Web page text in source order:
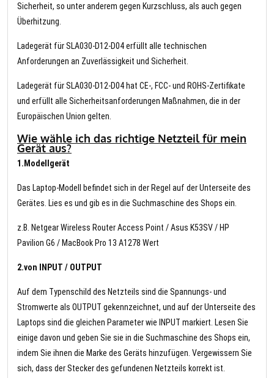
Sicherheit, so unter anderem gegen Kurzschluss, als auch gegen
Überhitzung.
Ladegerät für SLA030-D12-D04 erfüllt alle technischen
Anforderungen an Zuverlässigkeit und Sicherheit.
Ladegerät für SLA030-D12-D04 hat CE-, FCC- und ROHS-Zertifikate
und erfüllt alle Sicherheitsanforderungen Maßnahmen, die in der
Europäischen Union gelten.
Wie wähle ich das richtige Netzteil für mein
Gerät aus?
1.Modellgerät
Das Laptop-Modell befindet sich in der Regel auf der Unterseite des
Gerätes. Lies es und gib es in die Suchmaschine des Shops ein.
z.B. Netgear Wireless Router Access Point / Asus K53SV / HP
Pavilion G6 / MacBook Pro 13 A1278 Wert
2.von INPUT / OUTPUT
Auf dem Typenschild des Netzteils sind die Spannungs- und
Stromwerte als OUTPUT gekennzeichnet, und auf der Unterseite des
Laptops sind die gleichen Parameter wie INPUT markiert. Lesen Sie
einige davon und geben Sie sie in die Suchmaschine des Shops ein,
indem Sie ihnen die Marke des Geräts hinzufügen. Vergewissern Sie
sich, dass der Stecker des gefundenen Netzteils korrekt ist.